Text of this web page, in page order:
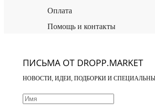
Оплата
Помощь и контакты
ПИСЬМА ОТ DROPP.MARKET
НОВОСТИ, ИДЕИ, ПОДБОРКИ И